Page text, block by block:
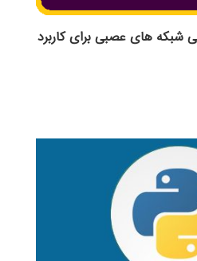
شبکه های عصبی برای کاربرد